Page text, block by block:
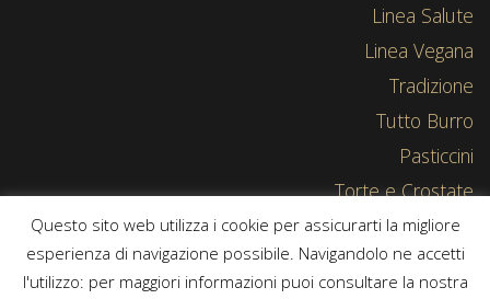
Linea Salute
Linea Vegana
Tradizione
Tutto Burro
Pasticcini
Torte e Crostate
Copyright © 2015-2019 Bisco-cceria | Powered byIS - Soluzioni
Questo sito web utilizza i cookie per assicurarti la migliore
esperienza di navigazione possibile. Navigandolo ne accetti
l'utilizzo: per maggiori informazioni puoi consultare la nostra